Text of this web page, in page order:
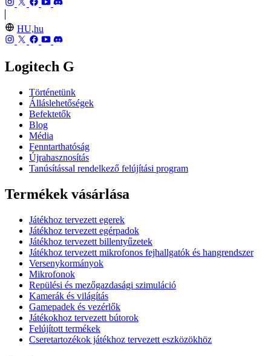
HU,hu
Logitech G
Történetünk
Álláslehetőségek
Befektetők
Blog
Média
Fenntarthatóság
Újrahasznosítás
Tanúsítással rendelkező felújítási program
Termékek vásárlása
Játékhoz tervezett egerek
Játékhoz tervezett egérpadok
Játékhoz tervezett billentyűzetek
Játékhoz tervezett mikrofonos fejhallgatók és hangrendszer
Versenykormányok
Mikrofonok
Repülési és mezőgazdasági szimuláció
Kamerák és világítás
Gamepadek és vezérlők
Játékokhoz tervezett bútorok
Felújított termékek
Cseretartozékok játékhoz tervezett eszközökhöz